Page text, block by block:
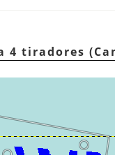
4 tiradores